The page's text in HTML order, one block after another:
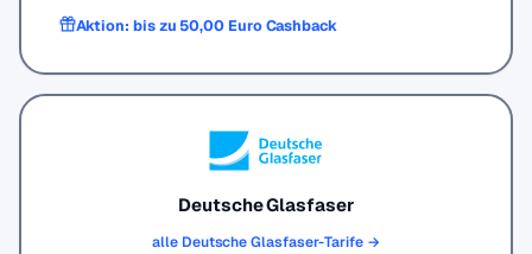
Aktion: bis zu 50,00 Euro Cashback
Deutsche Glasfaser
alle Deutsche Glasfaser-Tarife →